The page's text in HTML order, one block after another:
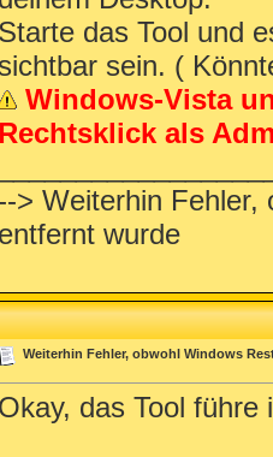
Starte das Tool und
sichtbar sein. (
Windows-Vista
Rechtsklick als
--> Weiterhin Fehler,
entfernt wurde
Weiterhin Fehler, obwohl Windows
Okay, das Tool